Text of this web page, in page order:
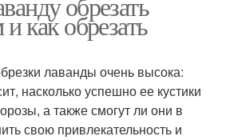
как обрезать
лаванды очень высока:
насколько успешно ее кустики
а также смогут ли они в
свою привлекательность и